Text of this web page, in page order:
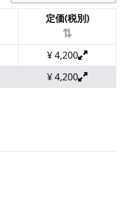
定価(税別)
⇅
¥4,200
¥4,200